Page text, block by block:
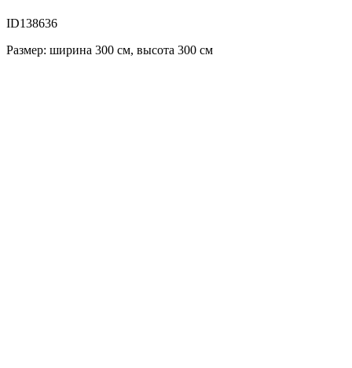
ID138636
Размер: ширина 300 см, высота 300 см